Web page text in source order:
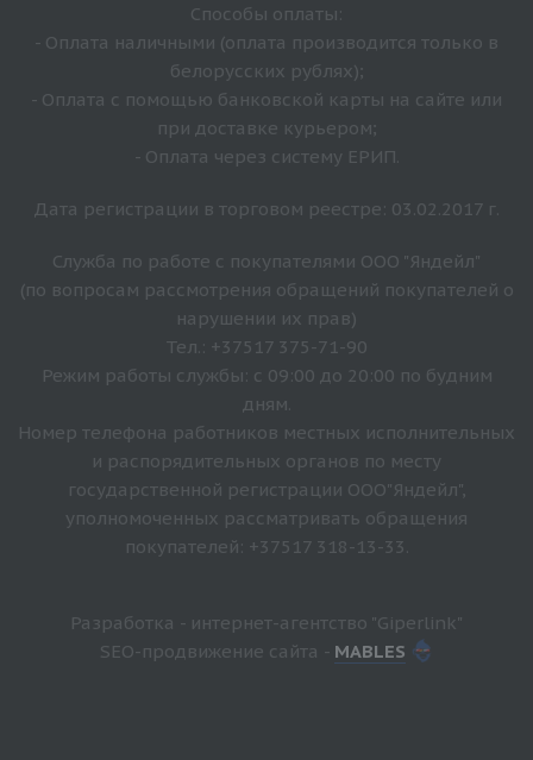
Способы оплаты:
- Оплата наличными (оплата производится только в
белорусских рублях);
- Оплата с помощью банковской карты на сайте или
при доставке курьером;
- Оплата через систему ЕРИП.
Дата регистрации в торговом реестре: 03.02.2017 г.
Служба по работе с покупателями ООО "Яндейл"
(по вопросам рассмотрения обращений покупателей о
нарушении их прав)
Тел.: +37517 375-71-90
Режим работы службы: с 09:00 до 20:00 по будним
дням.
Номер телефона работников местных исполнительных
и распорядительных органов по месту
государственной регистрации ООО"Яндейл",
уполномоченных рассматривать обращения
покупателей: +37517 318-13-33.
Разработка - интернет-агентство "Giperlink"
SEO-продвижение сайта - MABLES